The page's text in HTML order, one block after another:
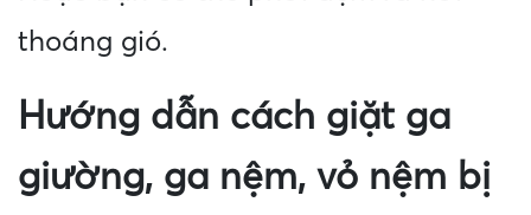
thoáng gió.
Hướng dẫn cách giặt ga
giường, ga nệm, vỏ nệm bị